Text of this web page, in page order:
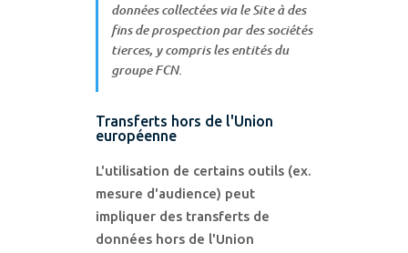
données collectées via le Site à des
fins de prospection par des sociétés
tierces, y compris les entités du
groupe FCN.
Transferts hors de l'Union
européenne
L'utilisation de certains outils (ex.
mesure d'audience) peut
impliquer des transferts de
données hors de l'Union